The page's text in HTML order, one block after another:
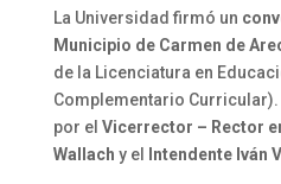
La Universidad firmó un
Municipio de Carmen de
de la Licenciatura en
Complementario
por el Vicerrector – Rector
Wallach y el Intendente Iván